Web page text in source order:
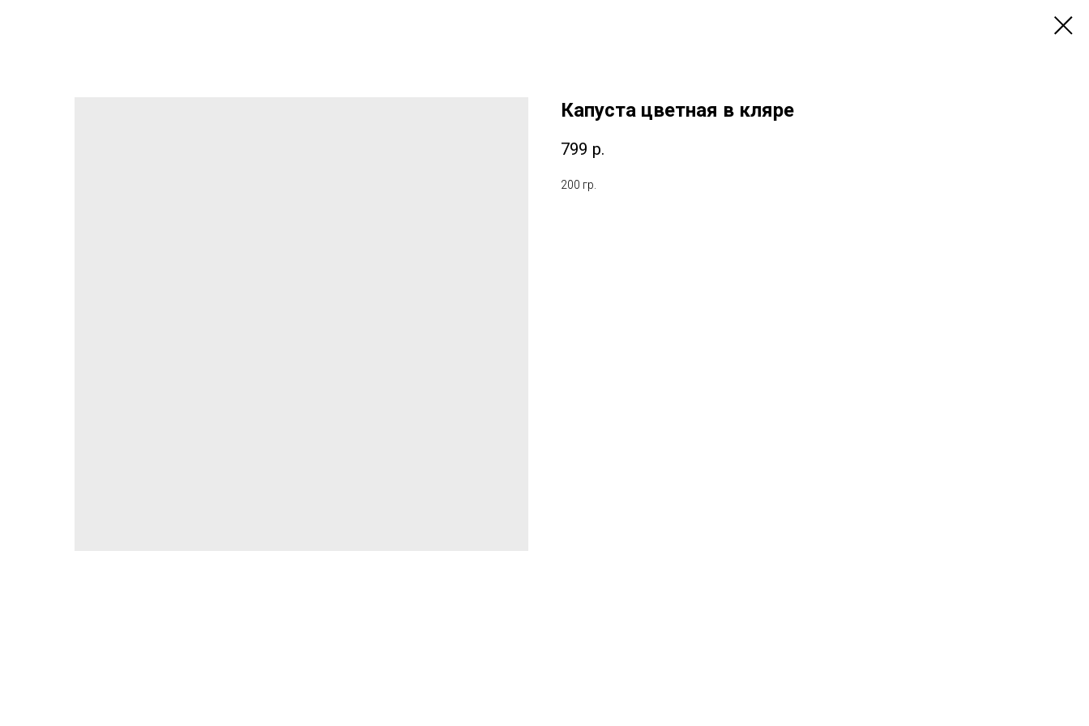
Капуста цветная в кляре
799 р.
200 гр.